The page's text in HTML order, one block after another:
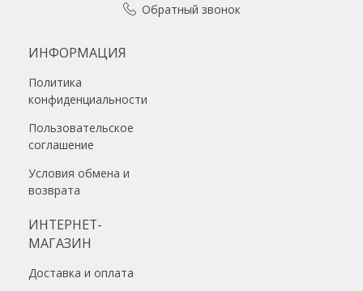
Обратный звонок
ИНФОРМАЦИЯ
Политика
конфиденциальности
Пользовательское
соглашение
Условия обмена и
возврата
ИНТЕРНЕТ-
МАГАЗИН
Доставка и оплата